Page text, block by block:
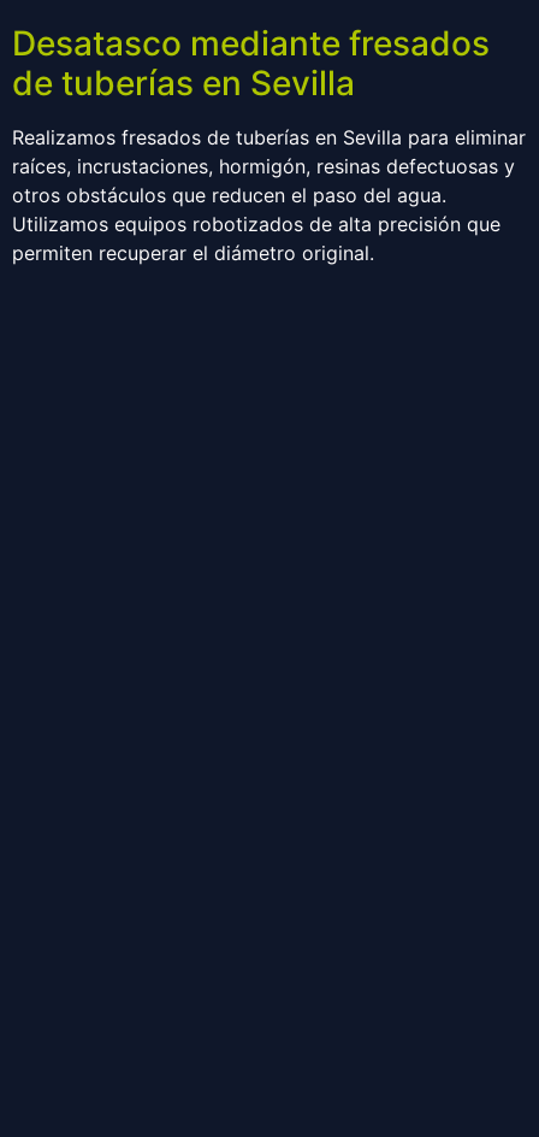
Desatasco mediante fresados
de tuberías en Sevilla
Realizamos fresados de tuberías en Sevilla para eliminar
raíces, incrustaciones, hormigón, resinas defectuosas y
otros obstáculos que reducen el paso del agua.
Utilizamos equipos robotizados de alta precisión que
permiten recuperar el diámetro original.